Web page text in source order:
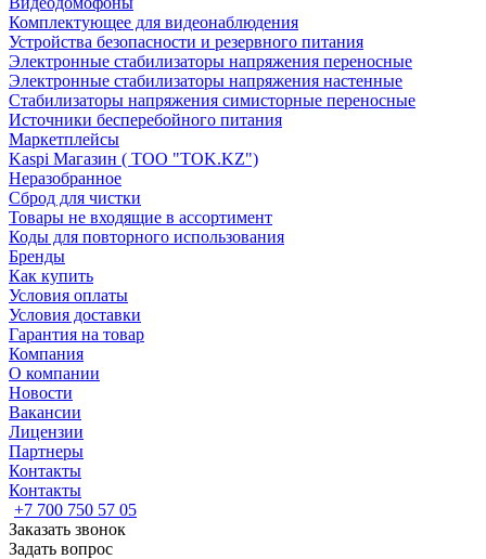
Комплектующее для видеонаблюдения
Устройства безопасности и резервного питания
Электронные стабилизаторы напряжения переносные
Электронные стабилизаторы напряжения настенные
Стабилизаторы напряжения симисторные переносные
Источники бесперебойного питания
Маркетплейсы
Kaspi Магазин ( ТОО "TOK.KZ")
Неразобранное
Сброд для чистки
Товары не входящие в ассортимент
Коды для повторного использования
Бренды
Как купить
Условия оплаты
Условия доставки
Гарантия на товар
Компания
О компании
Новости
Вакансии
Лицензии
Партнеры
Контакты
Контакты
+7 700 750 57 05
Заказать звонок
Задать вопрос